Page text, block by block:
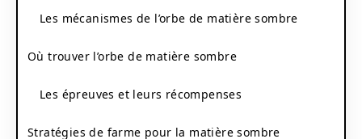
Les mécanismes de l’orbe de matière sombre
Où trouver l’orbe de matière sombre
Les épreuves et leurs récompenses
Stratégies de farme pour la matière sombre